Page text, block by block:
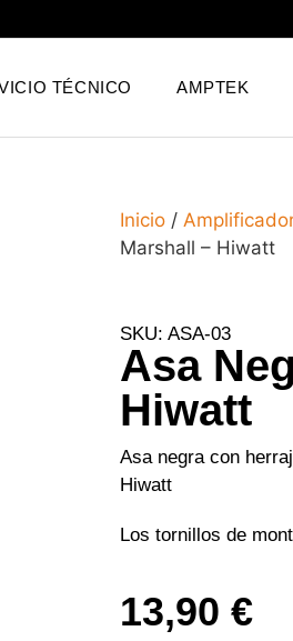
TÉCNICO AMPTEK
Inicio /
Marshall – Hiwatt
SKU: ASA-03
Asa
Hiwatt
Asa negra con
Hiwatt
Los tornillos de
13,90 €